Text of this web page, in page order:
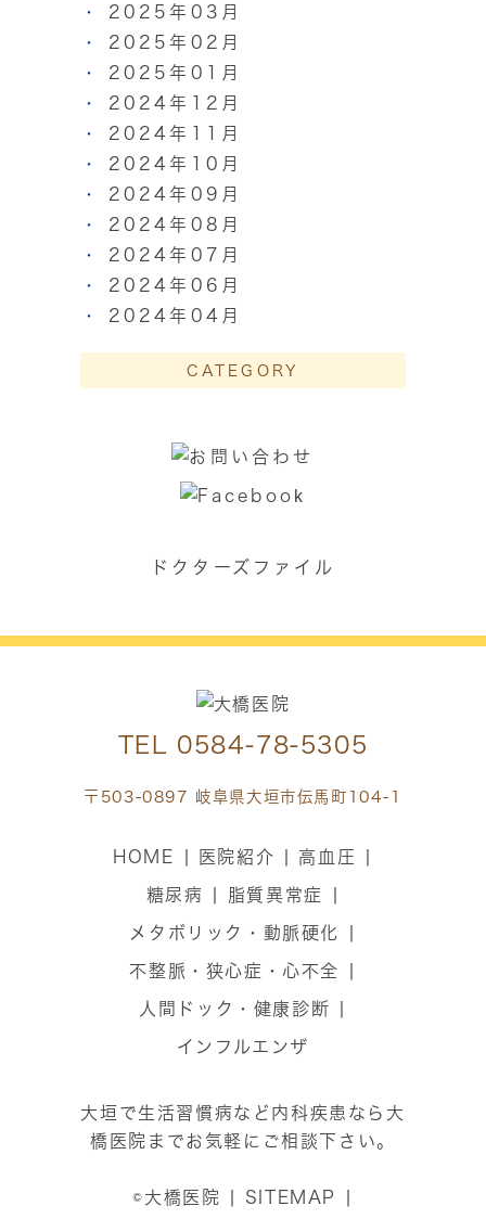
2025年03月
2025年02月
2025年01月
2024年12月
2024年11月
2024年10月
2024年09月
2024年08月
2024年07月
2024年06月
2024年04月
CATEGORY
ドクターズファイル
TEL 0584-78-5305
〒503-0897 岐阜県大垣市伝馬町104-1
HOME 医院紹介 高血圧
糖尿病 脂質異常症
メタボリック・動脈硬化
不整脈・狭心症・心不全
人間ドック・健康診断
インフルエンザ
大垣で生活習慣病など内科疾患なら大
橋医院までお気軽にご相談下さい。
©大橋医院 SITEMAP